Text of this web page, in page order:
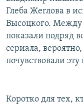
Глеба Жеглова в
Высоцкого.
показали подряд
сериала,
почувствовали
Коротко для тех,